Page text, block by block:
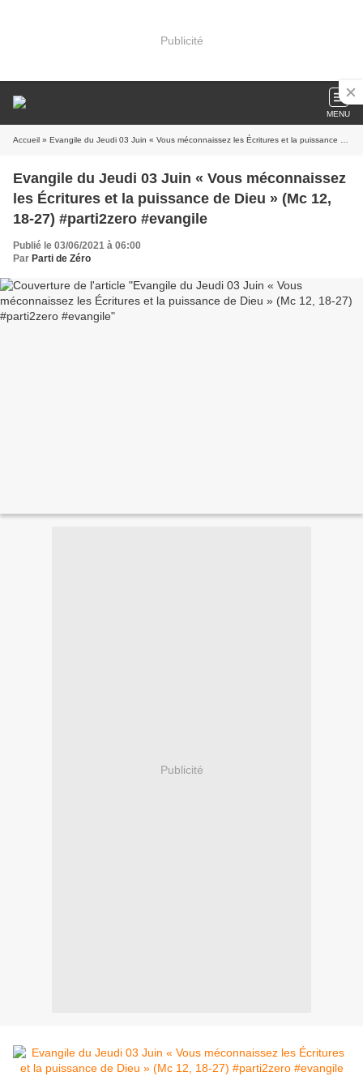
Publicité
MENU
Accueil » Evangile du Jeudi 03 Juin « Vous méconnaissez les Écritures et la puissance de Dieu » (Mc 12, 18-27) #parti2zero #evangile
Evangile du Jeudi 03 Juin « Vous méconnaissez
les Écritures et la puissance de Dieu » (Mc 12,
18-27) #parti2zero #evangile
Publié le 03/06/2021 à 06:00
Par Parti de Zéro
Publicité